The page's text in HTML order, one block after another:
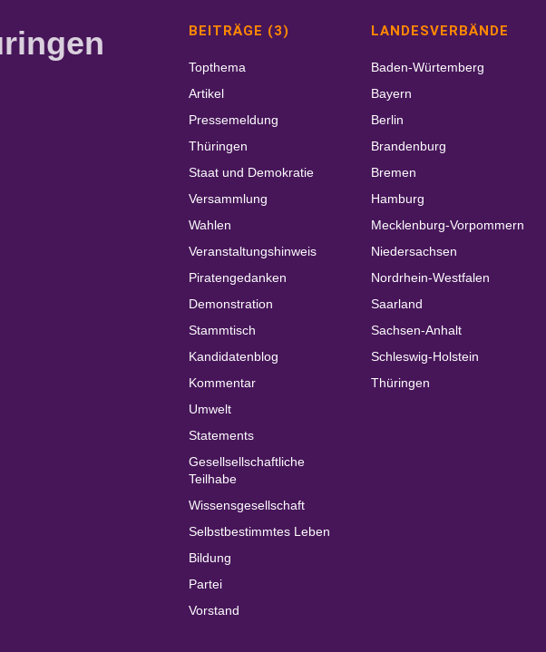
BEITRÄGE (3)
Topthema
Artikel
Pressemeldung
Thüringen
Staat und Demokratie
Versammlung
Wahlen
Veranstaltungshinweis
Piratengedanken
Demonstration
Stammtisch
Kandidatenblog
Kommentar
Umwelt
Statements
Gesellsellschaftliche
Teilhabe
Wissensgesellschaft
Selbstbestimmtes Leben
Bildung
Partei
Vorstand
LANDESVERBÄNDE
Baden-Würtemberg
Bayern
Berlin
Brandenburg
Bremen
Hamburg
Mecklenburg-Vorpommern
Niedersachsen
Nordrhein-Westfalen
Saarland
Sachsen-Anhalt
Schleswig-Holstein
Thüringen